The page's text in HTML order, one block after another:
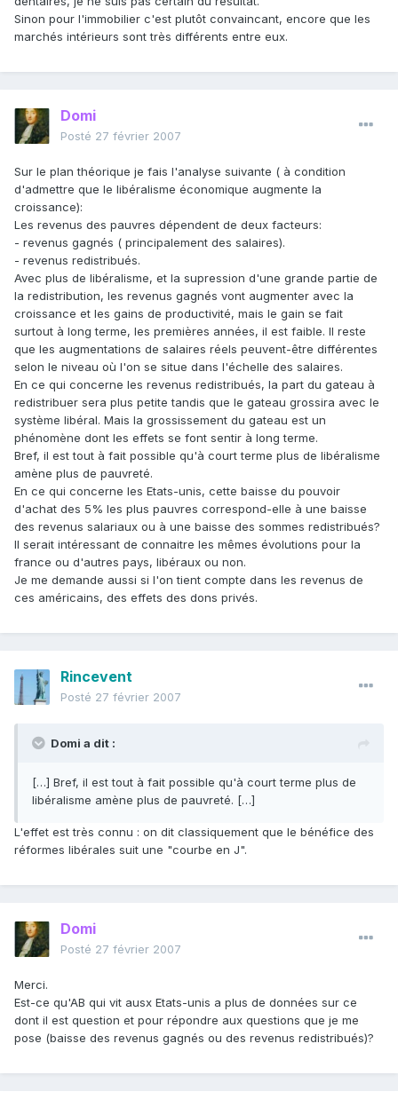
Sinon pour l'immobilier c'est plutôt convaincant, encore que les
marchés intérieurs sont très différents entre eux.
Domi
Posté 27 février 2007
Sur le plan théorique je fais l'analyse suivante ( à condition
d'admettre que le libéralisme économique augmente la
croissance):
Les revenus des pauvres dépendent de deux facteurs:
- revenus gagnés ( principalement des salaires).
- revenus redistribués.
Avec plus de libéralisme, et la supression d'une grande partie de
la redistribution, les revenus gagnés vont augmenter avec la
croissance et les gains de productivité, mais le gain se fait
surtout à long terme, les premières années, il est faible. Il reste
que les augmentations de salaires réels peuvent-être différentes
selon le niveau où l'on se situe dans l'échelle des salaires.
En ce qui concerne les revenus redistribués, la part du gateau à
redistribuer sera plus petite tandis que le gateau grossira avec le
système libéral. Mais la grossissement du gateau est un
phénomène dont les effets se font sentir à long terme.
Bref, il est tout à fait possible qu'à court terme plus de libéralisme
amène plus de pauvreté.
En ce qui concerne les Etats-unis, cette baisse du pouvoir
d'achat des 5% les plus pauvres correspond-elle à une baisse
des revenus salariaux ou à une baisse des sommes redistribués?
Il serait intéressant de connaitre les mêmes évolutions pour la
france ou d'autres pays, libéraux ou non.
Je me demande aussi si l'on tient compte dans les revenus de
ces américains, des effets des dons privés.
Rincevent
Posté 27 février 2007
Domi a dit :
[…] Bref, il est tout à fait possible qu'à court terme plus de
libéralisme amène plus de pauvreté. […]
L'effet est très connu : on dit classiquement que le bénéfice des
réformes libérales suit une "courbe en J".
Domi
Posté 27 février 2007
Merci.
Est-ce qu'AB qui vit ausx Etats-unis a plus de données sur ce
dont il est question et pour répondre aux questions que je me
pose (baisse des revenus gagnés ou des revenus redistribués)?